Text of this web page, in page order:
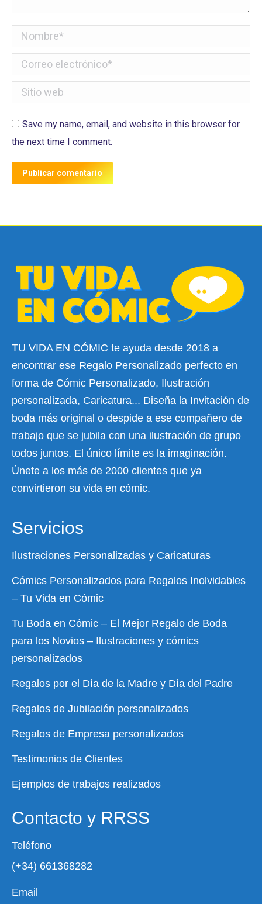
Nombre *
Correo electrónico *
Sitio web
Save my name, email, and website in this browser for
the next time I comment.
Publicar comentario
TU VIDA EN CÓMIC te ayuda desde 2018 a
encontrar ese Regalo Personalizado perfecto en
forma de Cómic Personalizado, Ilustración
personalizada, Caricatura... Diseña la Invitación de
boda más original o despide a ese compañero de
trabajo que se jubila con una ilustración de grupo
todos juntos. El único límite es la imaginación.
Únete a los más de 2000 clientes que ya
convirtieron su vida en cómic.
Servicios
Ilustraciones Personalizadas y Caricaturas
Cómics Personalizados para Regalos Inolvidables
– Tu Vida en Cómic
Tu Boda en Cómic – El Mejor Regalo de Boda
para los Novios – Ilustraciones y cómics
personalizados
Regalos por el Día de la Madre y Día del Padre
Regalos de Jubilación personalizados
Regalos de Empresa personalizados
Testimonios de Clientes
Ejemplos de trabajos realizados
Contacto y RRSS
Teléfono
(+34) 661368282
Email